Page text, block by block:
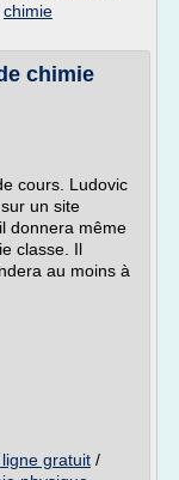
chimie
chimie
cours. Ludovic
un site
donnera même
classe. Il
au moins à
gratuit /